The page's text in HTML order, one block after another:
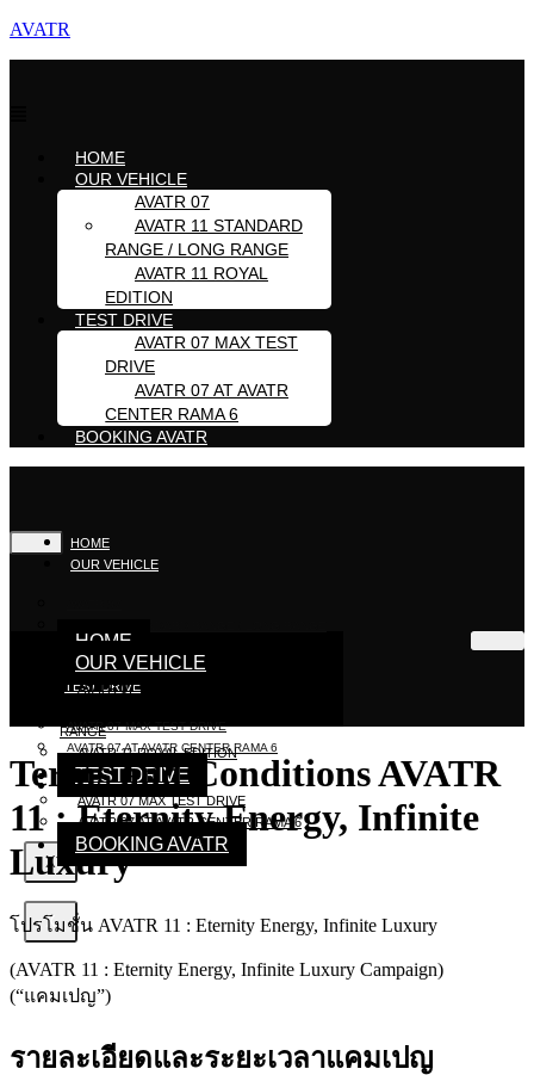
AVATR
HOME
OUR VEHICLE
AVATR 07
AVATR 11 STANDARD
RANGE / LONG RANGE
AVATR 11 ROYAL
EDITION
TEST DRIVE
AVATR 07 MAX TEST
DRIVE
AVATR 07 AT AVATR
CENTER RAMA 6
BOOKING AVATR
HOME
OUR VEHICLE
TEST DRIVE
AVATR 07 MAX TEST DRIVE
AVATR 07 AT AVATR CENTER RAMA 6
BOOKING AVATR
X
HOME
OUR VEHICLE
AVATR 07
RANGE
AVATR 11 ROYAL EDITION
TEST DRIVE
AVATR 07 MAX TEST DRIVE
AVATR 07 AT AVATR CENTER RAMA 6
BOOKING AVATR
X
Terms and Conditions AVATR
11 : Eternity Energy, Infinite
Luxury
โปรโมชั่น AVATR 11 : Eternity Energy, Infinite Luxury
(AVATR 11 : Eternity Energy, Infinite Luxury Campaign)
(“แคมเปญ”)
รายละเอียดและระยะเวลาแคมเปญ